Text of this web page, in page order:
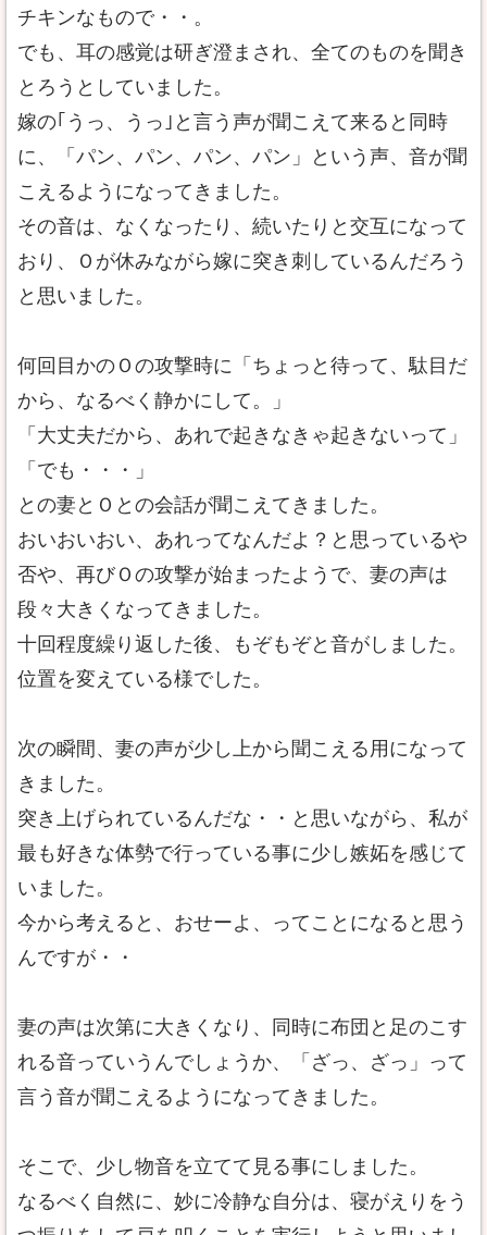
チキンなもので・・。
でも、耳の感覚は研ぎ澄まされ、全てのものを聞き
とろうとしていました。
嫁の｢うっ、うっ｣と言う声が聞こえて来ると同時
に、「パン、パン、パン、パン」という声、音が聞
こえるようになってきました。
その音は、なくなったり、続いたりと交互になって
おり、Ｏが休みながら嫁に突き刺しているんだろう
と思いました。
何回目かのＯの攻撃時に「ちょっと待って、駄目だ
から、なるべく静かにして。」
「大丈夫だから、あれで起きなきゃ起きないって」
「でも・・・」
との妻とＯとの会話が聞こえてきました。
おいおいおい、あれってなんだよ？と思っているや
否や、再びＯの攻撃が始まったようで、妻の声は
段々大きくなってきました。
十回程度繰り返した後、もぞもぞと音がしました。
位置を変えている様でした。
次の瞬間、妻の声が少し上から聞こえる用になって
きました。
突き上げられているんだな・・と思いながら、私が
最も好きな体勢で行っている事に少し嫉妬を感じて
いました。
今から考えると、おせーよ、ってことになると思う
んですが・・
妻の声は次第に大きくなり、同時に布団と足のこす
れる音っていうんでしょうか、「ざっ、ざっ」って
言う音が聞こえるようになってきました。
そこで、少し物音を立てて見る事にしました。
なるべく自然に、妙に冷静な自分は、寝がえりをう